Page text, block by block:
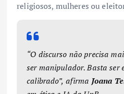
religiosos, mulheres ou
“O discurso não precisa
ser manipulador. Basta ser
calibrado”, afirma Joana